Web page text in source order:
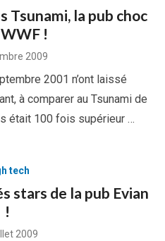
Tsunami, la pub choc
!
2009
2001 n’ont laissé
à comparer au Tsunami de
était 100 fois supérieur …
tech
stars de la pub Evian
!
2009